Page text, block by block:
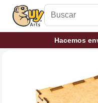
Hacemos